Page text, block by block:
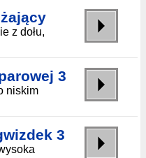
z dołu,
3
niskim
3